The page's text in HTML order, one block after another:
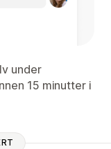
under
15 minutter i